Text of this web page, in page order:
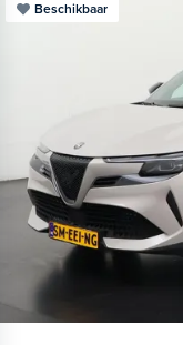
Beschikbaar